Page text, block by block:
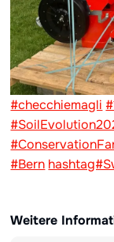
#checchiemagli
#Bern
Weitere